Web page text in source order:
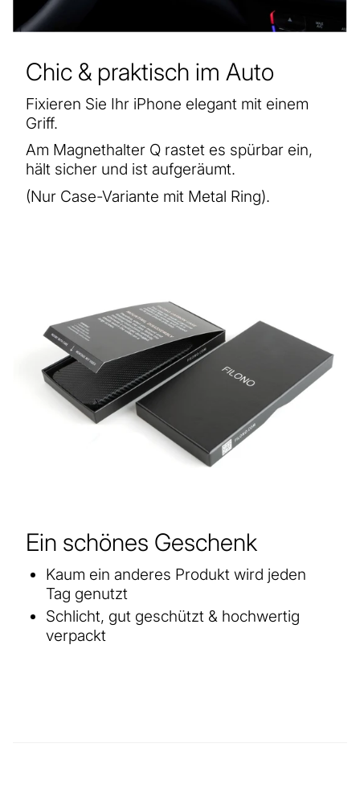
Chic & praktisch im Auto
Fixieren Sie Ihr iPhone elegant mit einem
Griff.
Am Magnethalter Q rastet es spürbar ein,
hält sicher und ist aufgeräumt.
(Nur Case-Variante mit Metal Ring).
Ein schönes Geschenk
Kaum ein anderes Produkt wird jeden
Tag genutzt
Schlicht, gut geschützt & hochwertig
verpackt